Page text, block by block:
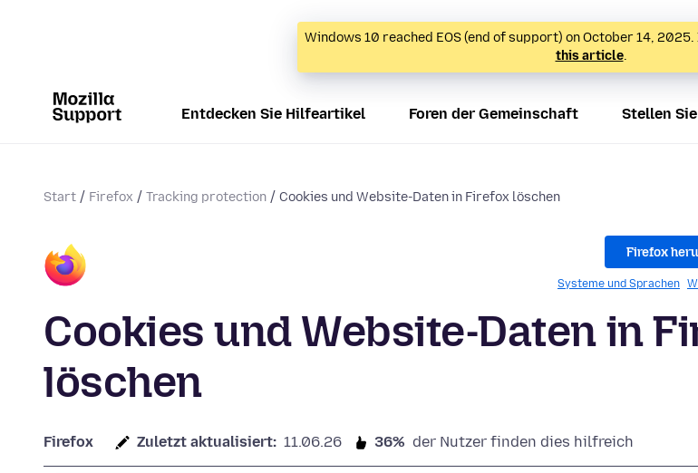
Windows 10 reached EOS (end of support) on October 14,
this article.
Entdecken Sie Hilfeartikel Foren der Gemeinschaft Stellen
Start Firefox Tracking protection Cookies und Website-Daten in Firefox löschen
Firefox
Systeme und Sprachen
Cookies und Website-Daten in
löschen
Firefox Zuletzt aktualisiert: 11.06.26 36% der Nutzer finden dies hilfreich